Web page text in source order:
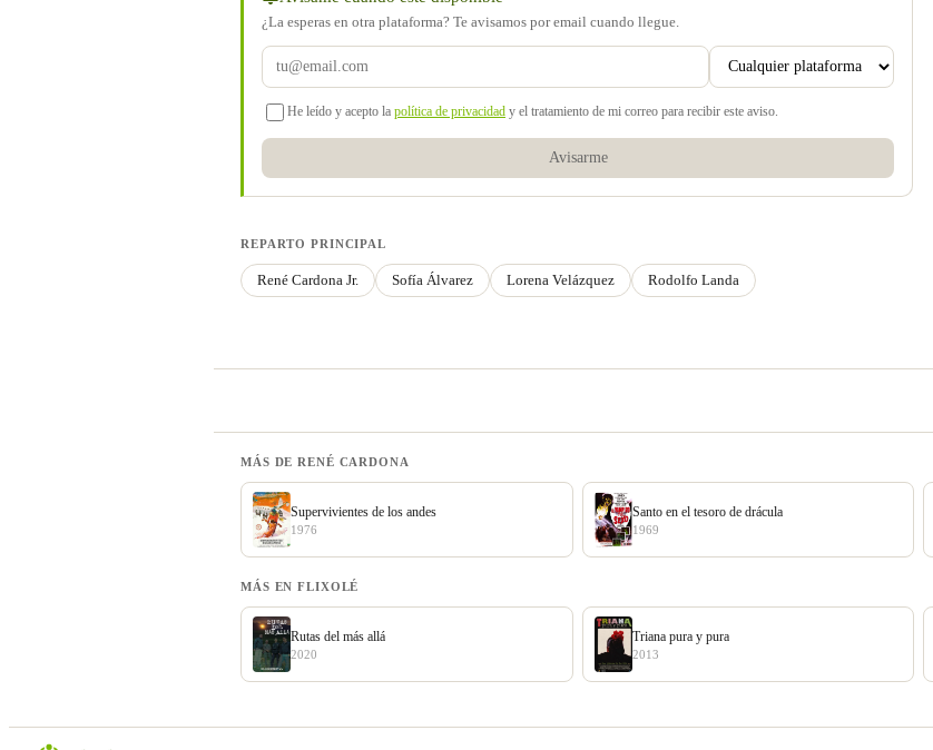
¿La esperas en otra plataforma? Te avisamos por email cuando llegue.
He leído y acepto la política de privacidad y el tratamiento de mi correo para recibir este aviso.
Avisarme
REPARTO PRINCIPAL
René Cardona Jr. Sofía Álvarez Lorena Velázquez Rodolfo Landa
MÁS DE RENÉ CARDONA
Supervivientes de los andes
1976
Santo en el tesoro de drácula
1969
MÁS EN FLIXOLÉ
Rutas del más allá
2020
Triana pura y pura
2013